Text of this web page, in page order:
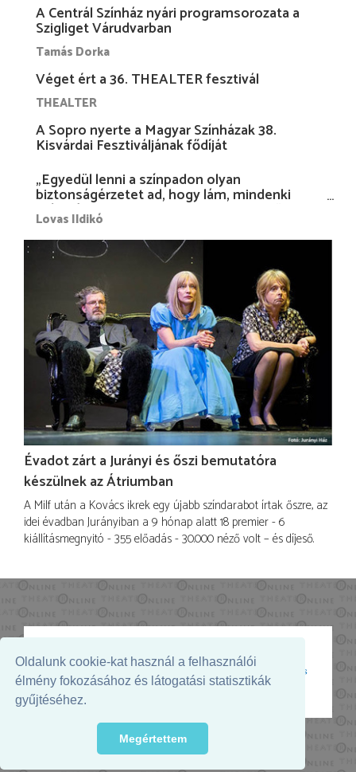
Oldalunk cookie-kat használ a felhasználói
élmény fokozásához és látogatási statisztikák
gyűjtéséhez.
Megértettem
A Centrál Színház nyári programsorozata a
Szigliget Várudvarban
Tamás Dorka
Véget ért a 36. THEALTER fesztivál
THEALTER
A Sopro nyerte a Magyar Színházak 38.
Kisvárdai Fesztiváljának fődíját
„Egyedül lenni a színpadon olyan
biztonságérzetet ad, hogy lám, mindenki
más nélkül is megvagyok magammal…”
Lovas Ildikó
Évadot zárt a Jurányi és őszi bemutatóra
készülnek az Átriumban
A Milf után a Kovács ikrek egy újabb színdarabot írtak őszre, az
idei évadban Jurányiban a 9 hónap alatt 18 premier - 6
kiállításmegnyitó - 355 előadás - 30.000 néző volt – és díjeső.
Az oldal megjelenését támogatja:
© 2026. - THEATER Online -theater.hu